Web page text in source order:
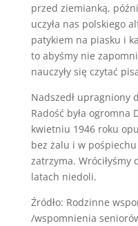
przed ziemianką,
uczyła nas polskiego
patykiem na piasku i
to abyśmy nie
nauczyły się czytać
Nadszedł upragniony
Radość była ogromna
kwietniu 1946 roku
bez żalu i w
zatrzyma. Wróciłyśmy
latach niedoli.
Źródło: Rodzinne
/wspomnienia